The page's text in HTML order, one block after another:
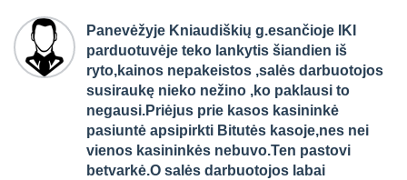
Panevėžyje Kniaudiškių g.esančioje IKI
parduotuvėje teko lankytis šiandien iš
ryto,kainos nepakeistos ,salės darbuotojos
susiraukę nieko nežino ,ko paklausi to
negausi.Priėjus prie kasos kasininkė
pasiuntė apsipirkti Bitutės kasoje,nes nei
vienos kasininkės nebuvo.Ten pastovi
betvarkė.O salės darbuotojos labai